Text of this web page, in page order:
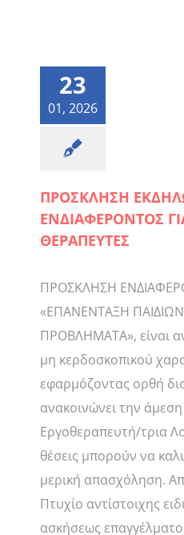
23
01, 2026
ΠΡΟΣΚΛΗΣΗ
ΕΝΔΙΑΦΕΡΟΝΤΟΣ
ΘΕΡΑΠΕΥΤΕΣ
ΠΡΟΣΚΛΗΣΗ
«ΕΠΑΝΕΝΤΑΞΗ
ΠΡΟΒΛΗΜΑΤΑ», είναι
μη κερδοσκοπικού
εφαρμόζοντας ορθή
ανακοινώνει την
Εργοθεραπευτή/τρια
θέσεις μπορούν να
μερική απασχόληση.
Πτυχίο αντίστοιχης
ασκήσεως